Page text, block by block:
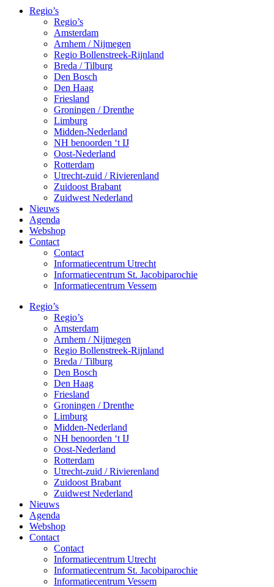
Regio’s
Regio’s
Amsterdam
Arnhem / Nijmegen
Regio Bollenstreek-Rijnland
Breda / Tilburg
Den Bosch
Den Haag
Friesland
Groningen / Drenthe
Limburg
Midden-Nederland
NH benoorden ‘t IJ
Oost-Nederland
Rotterdam
Utrecht-zuid / Rivierenland
Zuidoost Brabant
Zuidwest Nederland
Nieuws
Agenda
Webshop
Contact
Contact
Informatiecentrum Utrecht
Informatiecentrum St. Jacobiparochie
Informatiecentrum Vessem
Regio’s
Regio’s
Amsterdam
Arnhem / Nijmegen
Regio Bollenstreek-Rijnland
Breda / Tilburg
Den Bosch
Den Haag
Friesland
Groningen / Drenthe
Limburg
Midden-Nederland
NH benoorden ‘t IJ
Oost-Nederland
Rotterdam
Utrecht-zuid / Rivierenland
Zuidoost Brabant
Zuidwest Nederland
Nieuws
Agenda
Webshop
Contact
Contact
Informatiecentrum Utrecht
Informatiecentrum St. Jacobiparochie
Informatiecentrum Vessem